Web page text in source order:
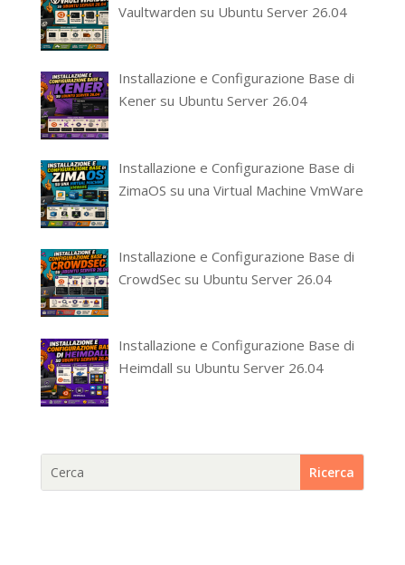
Vaultwarden su Ubuntu Server 26.04
Installazione e Configurazione Base di
Kener su Ubuntu Server 26.04
Installazione e Configurazione Base di
ZimaOS su una Virtual Machine VmWare
Installazione e Configurazione Base di
CrowdSec su Ubuntu Server 26.04
Installazione e Configurazione Base di
Heimdall su Ubuntu Server 26.04